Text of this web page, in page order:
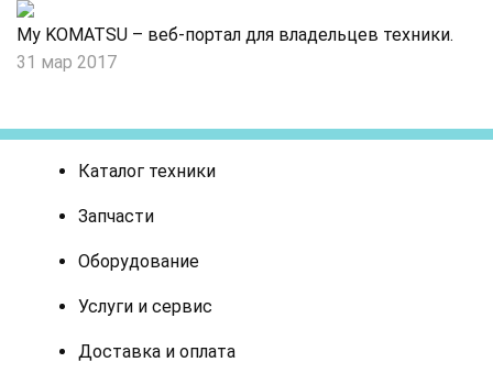
My KOMATSU – веб-портал для владельцев техники.
31 мар 2017
Каталог техники
Запчасти
Оборудование
Услуги и сервис
Доставка и оплата